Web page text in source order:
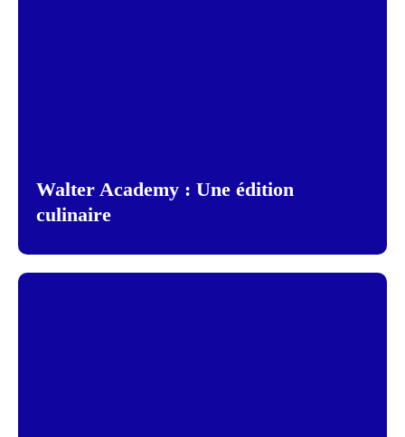
Walter Academy : Une édition
culinaire